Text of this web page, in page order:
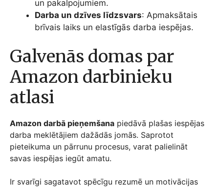
un pakalpojumiem.
Darba un dzīves līdzsvars: Apmaksātais
brīvais laiks un elastīgās darba iespējas.
Galvenās domas par
Amazon darbinieku
atlasi
Amazon darbā pieņemšana piedāvā plašas iespējas
darba meklētājiem dažādās jomās. Saprotot
pieteikuma un pārrunu procesus, varat palielināt
savas iespējas iegūt amatu.
Ir svarīgi sagatavot spēcīgu rezumē un motivācijas